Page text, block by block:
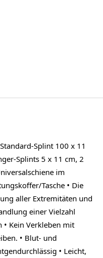
Splint 100 x 11
Splints 5 x 11 cm, 2
im
Tasche • Die
aller Extremitäten und
einer Vielzahl
Kein Verkleben mit
• Blut- und
• Leicht,